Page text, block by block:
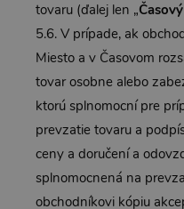
tovaru (ďalej len „
5.6. V prípade, ak
Miesto a v Časovom
tovar osobne alebo
ktorú splnomocní pre
prevzatie tovaru a
ceny a doručení a
splnomocnená na
obchodníkovi kópiu